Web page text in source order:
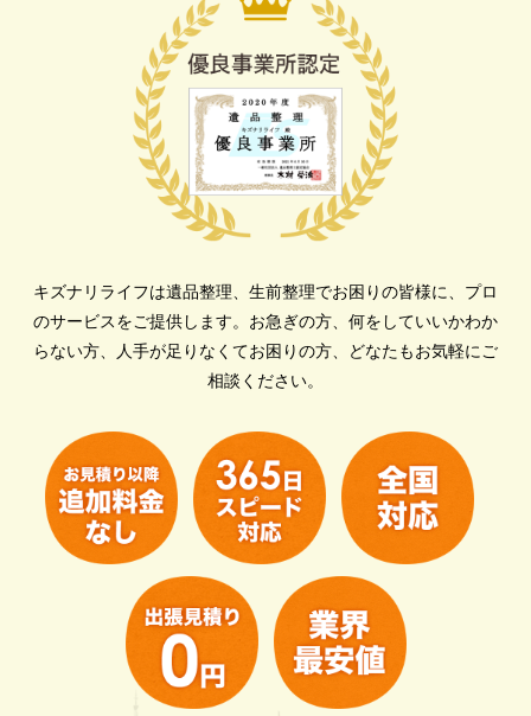
キズナリライフは遺品整理、生前整理でお困りの皆様に、プロ
のサービスをご提供します。 お急ぎの方、何をしていいかわか
らない方、人手が足りなくてお困りの方、どなたもお気軽にご
相談ください。